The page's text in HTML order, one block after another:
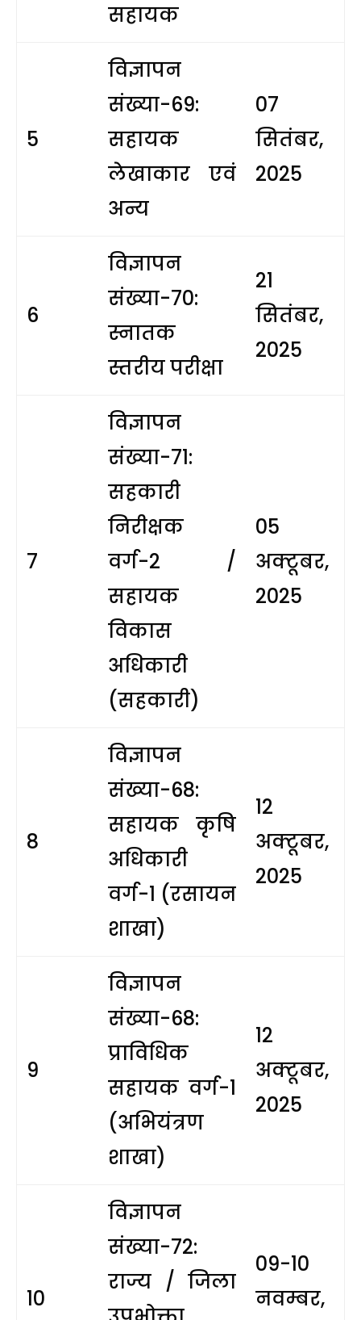
सहायक
5
विज्ञापन
संख्या-69:
सहायक
लेखाकार एवं
अन्य
07
सितंबर,
2025
6
विज्ञापन
संख्या-70:
स्नातक
स्तरीय परीक्षा
21
सितंबर,
2025
7
विज्ञापन
संख्या-71:
सहकारी
निरीक्षक
वर्ग-2 /
सहायक
विकास
अधिकारी
(सहकारी)
05
अक्टूबर,
2025
8
विज्ञापन
संख्या-68:
सहायक कृषि
अधिकारी
वर्ग-1 (रसायन
शाखा)
12
अक्टूबर,
2025
9
विज्ञापन
संख्या-68:
प्राविधिक
सहायक वर्ग-1
(अभियंत्रण
शाखा)
12
अक्टूबर,
2025
10
विज्ञापन
संख्या-72:
राज्य / जिला
09-10
नवम्बर,